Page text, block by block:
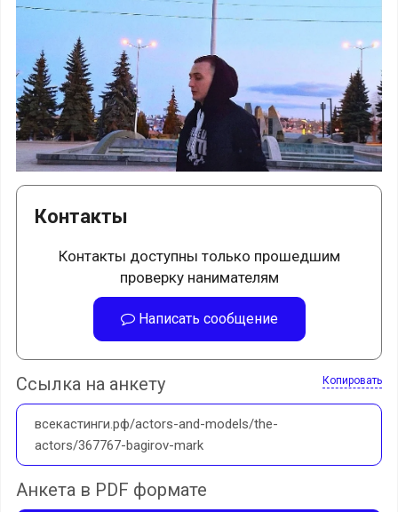
Контакты
Контакты доступны только прошедшим
проверку нанимателям
Написать сообщение
Ссылка на анкету Копировать
всекастинги.рф/actors-and-models/the-
actors/367767-bagirov-mark
Анкета в PDF формате